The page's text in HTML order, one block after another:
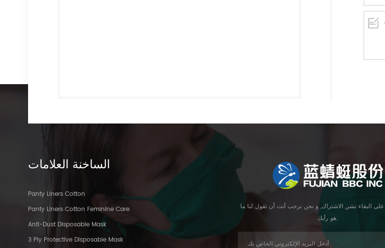
الساخنة العلامات
Panty Liners Cotton
Panty Liners Cotton Feminine Care
Anti-Dust Disposable Mask
3 Ply Protective Disposable Mask
البقاء نشر, الاشتراك, و نحن نرحب أنت أن تقول لنا ما
هو رأيك.